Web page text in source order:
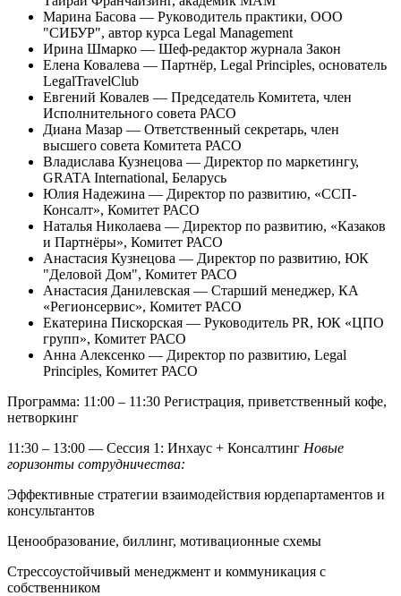
Марина Басова — Руководитель практики, ООО
"СИБУР", автор курса Legal Management
Ирина Шмарко — Шеф-редактор журнала Закон
Елена Ковалева — Партнёр, Legal Principles, основатель
LegalTravelClub
Евгений Ковалев — Председатель Комитета, член
Исполнительного совета РАСО
Диана Мазар — Ответственный секретарь, член
высшего совета Комитета РАСО
Владислава Кузнецова — Директор по маркетингу,
GRATA International, Беларусь
Юлия Надежина — Директор по развитию, «ССП-
Консалт», Комитет РАСО
Наталья Николаева — Директор по развитию, «Казаков
и Партнёры», Комитет РАСО
Анастасия Кузнецова — Директор по развитию, ЮК
"Деловой Дом", Комитет РАСО
Анастасия Данилевская — Старший менеджер, КА
«Регионсервис», Комитет РАСО
Екатерина Пискорская — Руководитель PR, ЮК «ЦПО
групп», Комитет РАСО
Анна Алексенко — Директор по развитию, Legal
Principles, Комитет РАСО
Программа: 11:00 – 11:30 Регистрация, приветственный кофе,
нетворкинг
11:30 – 13:00 — Сессия 1: Инхаус + Консалтинг Новые
горизонты сотрудничества:
Эффективные стратегии взаимодействия юрдепартаментов и
консультантов
Ценообразование, биллинг, мотивационные схемы
Стрессоустойчивый менеджмент и коммуникация с
собственником